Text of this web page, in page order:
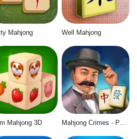
Mahjong Well Mahjong
Mahjong 3D